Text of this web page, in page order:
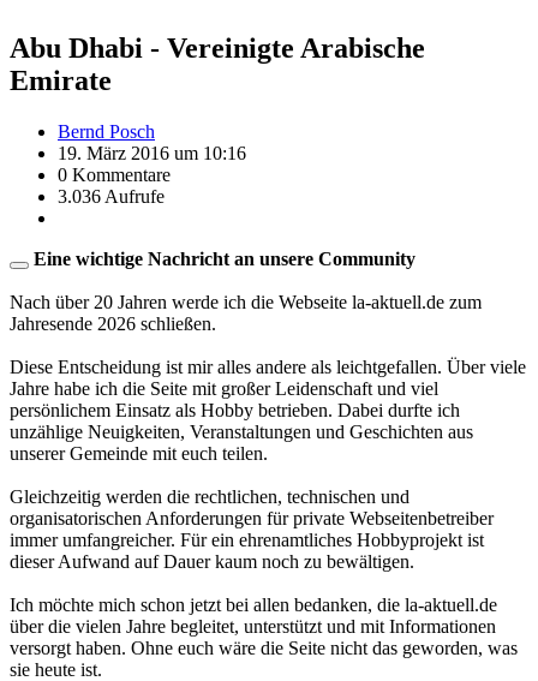
Abu Dhabi - Vereinigte Arabische
Emirate
Bernd Posch
19. März 2016 um 10:16
0 Kommentare
3.036 Aufrufe
Eine wichtige Nachricht an unsere Community
Nach über 20 Jahren werde ich die Webseite la-aktuell.de zum
Jahresende 2026 schließen.
Diese Entscheidung ist mir alles andere als leichtgefallen. Über viele
Jahre habe ich die Seite mit großer Leidenschaft und viel
persönlichem Einsatz als Hobby betrieben. Dabei durfte ich
unzählige Neuigkeiten, Veranstaltungen und Geschichten aus
unserer Gemeinde mit euch teilen.
Gleichzeitig werden die rechtlichen, technischen und
organisatorischen Anforderungen für private Webseitenbetreiber
immer umfangreicher. Für ein ehrenamtliches Hobbyprojekt ist
dieser Aufwand auf Dauer kaum noch zu bewältigen.
Ich möchte mich schon jetzt bei allen bedanken, die la-aktuell.de
über die vielen Jahre begleitet, unterstützt und mit Informationen
versorgt haben. Ohne euch wäre die Seite nicht das geworden, was
sie heute ist.